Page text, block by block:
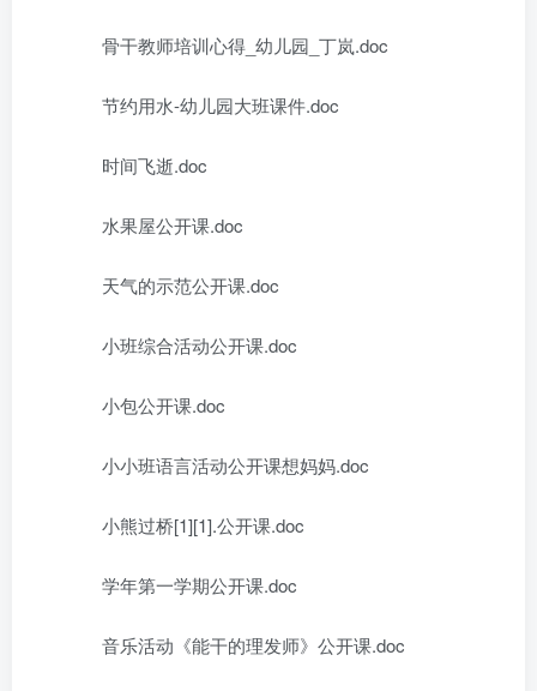
骨干教师培训心得_幼儿园_丁岚.doc
节约用水-幼儿园大班课件.doc
时间飞逝.doc
水果屋公开课.doc
天气的示范公开课.doc
小班综合活动公开课.doc
小包公开课.doc
小小班语言活动公开课想妈妈.doc
小熊过桥[1][1].公开课.doc
学年第一学期公开课.doc
音乐活动《能干的理发师》公开课.doc